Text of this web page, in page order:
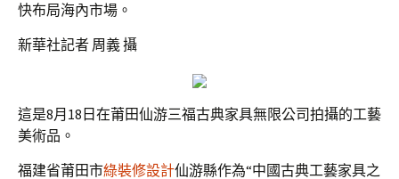
快布局海內市場。
新華社記者 周義 攝
這是8月18日在莆田仙游三福古典家具無限公司拍攝的工藝
美術品。
福建省莆田市綠裝修設計仙游縣作為“中國古典工藝家具之